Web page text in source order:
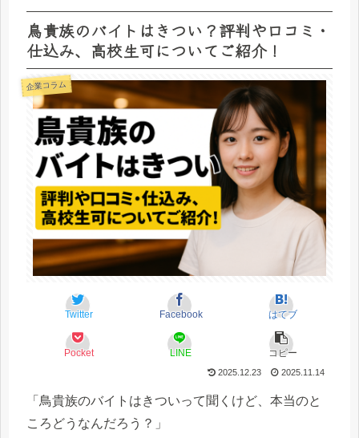
鳥貴族のバイトはきつい？評判や口コミ・
仕込み、高校生可についてご紹介！
企業コラム
Twitter Facebook はてブ
Pocket LINE コピー
2025.12.23 2025.11.14
「鳥貴族のバイトはきついって聞くけど、本当のと
ころどうなんだろう？」